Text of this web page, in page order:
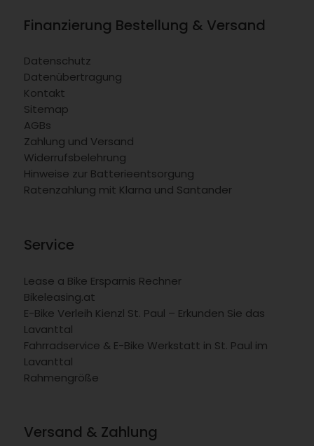
Finanzierung Bestellung & Versand
Datenschutz
Datenübertragung
Kontakt
Sitemap
AGBs
Zahlung und Versand
Widerrufsbelehrung
Hinweise zur Batterieentsorgung
Ratenzahlung mit Klarna und Santander
Service
Lease a Bike Ersparnis Rechner
Bikeleasing.at
E-Bike Verleih Kienzl St. Paul – Erkunden Sie das
Lavanttal
Fahrradservice & E-Bike Werkstatt in St. Paul im
Lavanttal
Rahmengröße
Versand & Zahlung